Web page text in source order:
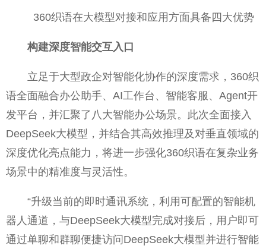
360织语在大模型对接和应用方面具备四大优势
构建深度智能交互入口
立足于大型政企对智能化协作的深度需求，360织
语全面融合办公助手、AI工作台、智能客服、Agent开
发平台，并汇聚了八大智能办公场景。此次全面接入
DeepSeek大模型，并结合其高效推理及对垂直领域的
深度优化亮点能力，将进一步强化360织语在复杂业务
场景中的精准度与灵活性。
“升级当前的即时通讯系统，利用可配置的智能机
器人通道，与DeepSeek大模型完成对接后，用户即可
通过单聊和群聊便捷访问DeepSeek大模型并进行智能